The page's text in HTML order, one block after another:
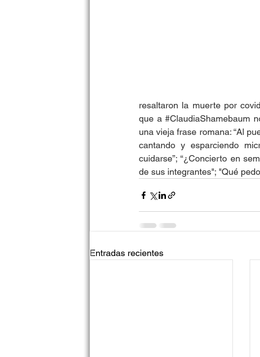
resaltaron la muerte por
que a #ClaudiaShamebaum
una vieja frase romana: “Al
cantando y esparciendo
cuidarse”; “¿Concierto en
de sus integrantes"; "Qué
Entradas recientes